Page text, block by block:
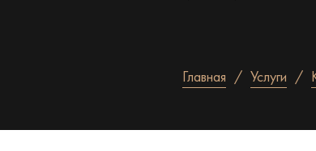
Главная Услуги